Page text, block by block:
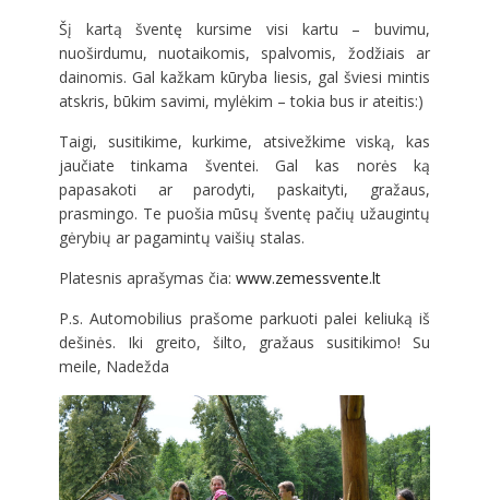
Šį kartą šventę kursime visi kartu – buvimu,
nuoširdumu, nuotaikomis, spalvomis, žodžiais ar
dainomis. Gal kažkam kūryba liesis, gal šviesi mintis
atskris, būkim savimi, mylėkim – tokia bus ir ateitis:)
Taigi, susitikime, kurkime, atsivežkime viską, kas
jaučiate tinkama šventei. Gal kas norės ką
papasakoti ar parodyti, paskaityti, gražaus,
prasmingo. Te puošia mūsų šventę pačių užaugintų
gėrybių ar pagamintų vaišių stalas.
Platesnis aprašymas čia: www.zemessvente.lt
P.s. Automobilius prašome parkuoti palei keliuką iš
dešinės. Iki greito, šilto, gražaus susitikimo! Su
meile, Nadežda